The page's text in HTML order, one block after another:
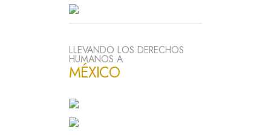
LLEVANDO LOS DERECHOS
HUMANOS A
MÉXICO